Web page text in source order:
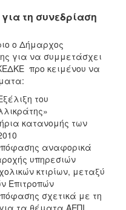
τη συνεδρίαση
ο Δήμαρχος
για να συμμετάσχει
προ κειμένου να
του
κατανομής των
αναφορικά
υπηρεσιών
κτιρίων, μεταξύ
Επιτροπών
σχετικά με τη
τα θέματα ΑΕΠΙ